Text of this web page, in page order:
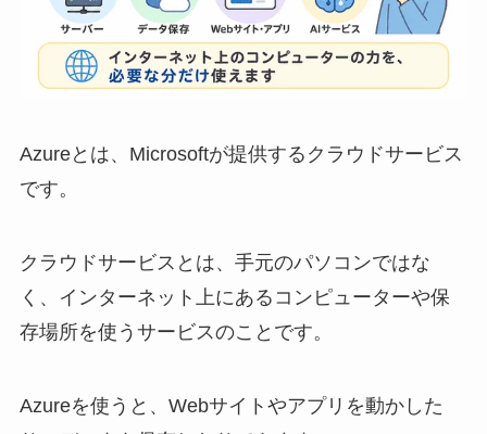
Azureとは、Microsoftが提供するクラウドサービス
です。
クラウドサービスとは、手元のパソコンではな
く、インターネット上にあるコンピューターや保
存場所を使うサービスのことです。
Azureを使うと、Webサイトやアプリを動かした